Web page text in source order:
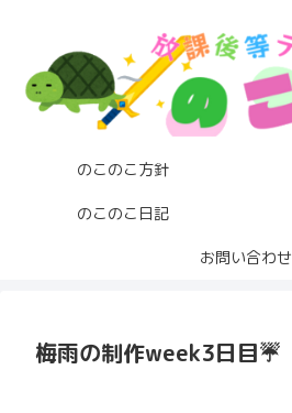
のこのこ方針
のこのこ日記
お問い合わせ
梅雨の制作week3日目☔️